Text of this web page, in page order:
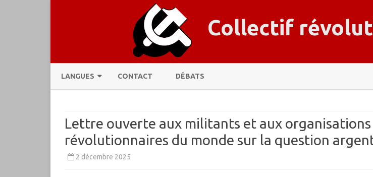
Collectif
LANGUES
DEUTSCH
ENGLISH
ESPAÑOL
CONTACT DÉBATS
Lettre ouverte aux militants et aux organisations
révolutionnaires du monde sur la question
2 décembre 2025